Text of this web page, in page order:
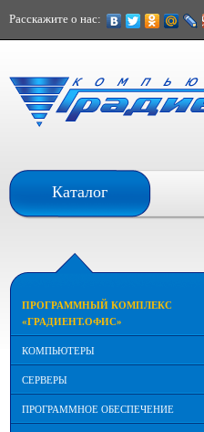
Расскажите о нас:
Каталог
ПРОГРАММНЫЙ КОМПЛЕКС
«ГРАДИЕНТ.ОФИС»
КОМПЬЮТЕРЫ
СЕРВЕРЫ
ПРОГРАММНОЕ ОБЕСПЕЧЕНИЕ